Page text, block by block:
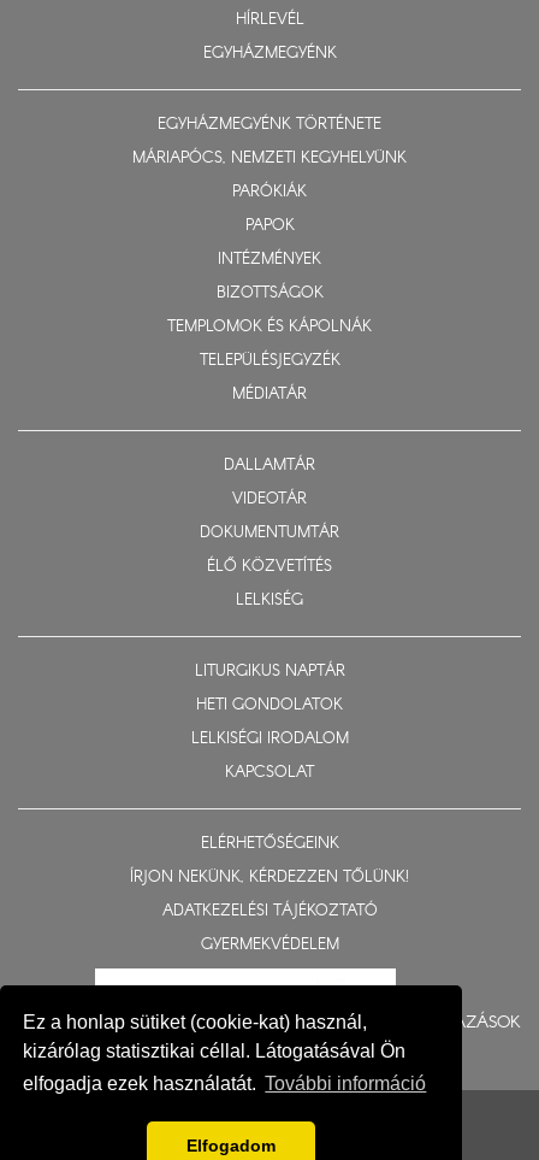
Ez a honlap sütiket (cookie-kat) használ,
kizárólag statisztikai céllal. Látogatásával Ön
elfogadja ezek használatát. További információ
Elfogadom
HÍRLEVÉL
EGYHÁZMEGYÉNK
EGYHÁZMEGYÉNK TÖRTÉNETE
MÁRIAPÓCS, NEMZETI KEGYHELYÜNK
PARÓKIÁK
PAPOK
INTÉZMÉNYEK
BIZOTTSÁGOK
TEMPLOMOK ÉS KÁPOLNÁK
TELEPÜLÉSJEGYZÉK
MÉDIATÁR
DALLAMTÁR
VIDEOTÁR
DOKUMENTUMTÁR
ÉLŐ KÖZVETÍTÉS
LELKISÉG
LITURGIKUS NAPTÁR
HETI GONDOLATOK
LELKISÉGI IRODALOM
KAPCSOLAT
ELÉRHETŐSÉGEINK
ÍRJON NEKÜNK, KÉRDEZZEN TŐLÜNK!
ADATKEZELÉSI TÁJÉKOZTATÓ
GYERMEKVÉDELEM
BERUHÁZÁSOK
Impresszum